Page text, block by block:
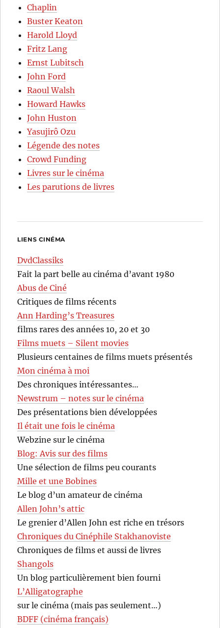
Chaplin
Buster Keaton
Harold Lloyd
Fritz Lang
Ernst Lubitsch
John Ford
Raoul Walsh
Howard Hawks
John Huston
Yasujirô Ozu
Légende des notes
Crowd Funding
Livres sur le cinéma
Les parutions de livres
LIENS CINÉMA
DvdClassiks
Fait la part belle au cinéma d’avant 1980
Abus de Ciné
Critiques de films récents
Ann Harding’s Treasures
films rares des années 10, 20 et 30
Films muets – Silent movies
Plusieurs centaines de films muets présentés
Mon cinéma à moi
Des chroniques intéressantes…
Newstrum – notes sur le cinéma
Des présentations bien développées
Il était une fois le cinéma
Webzine sur le cinéma
Blog: Avis sur des films
Une sélection de films peu courants
Mille et une Bobines
Le blog d’un amateur de cinéma
Allen John’s attic
Le grenier d’Allen John est riche en trésors
Chroniques du Cinéphile Stakhanoviste
Chroniques de films et aussi de livres
Shangols
Un blog particulièrement bien fourni
L’Alligatographe
sur le cinéma (mais pas seulement…)
BDFF (cinéma français)